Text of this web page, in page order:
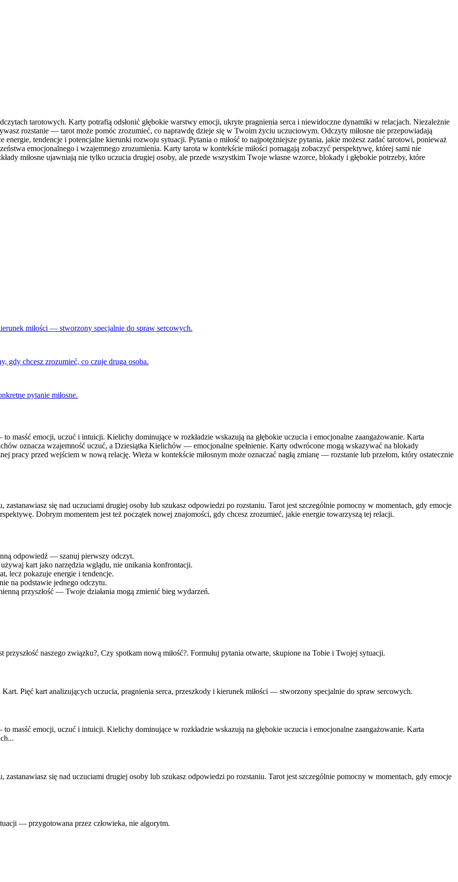
tarotowych. Karty potrafią odsłonić głębokie warstwy emocji, ukryte pragnienia serca i niewidoczne dynamiki w relacjach. Niezależnie
rozstanie — tarot może pomóc zrozumieć, co naprawdę dzieje się w Twoim życiu uczuciowym. Odczyty miłosne nie przepowiadają
energie, tendencje i potencjalne kierunki rozwoju sytuacji. Pytania o miłość to najpotężniejsze pytania, jakie możesz zadać tarotowi, ponieważ
emocjonalnego i wzajemnego zrozumienia. Karty tarota w kontekście miłości pomagają zobaczyć perspektywę, której sami nie
miłosne ujawniają nie tylko uczucia drugiej osoby, ale przede wszystkim Twoje własne wzorce, blokady i głębokie potrzeby, które
miłości — stworzony specjalnie do spraw sercowych.
gdy chcesz zrozumieć, co czuje druga osoba.
pytanie miłosne.
masść emocji, uczuć i intuicji. Kielichy dominujące w rozkładzie wskazują na głębokie uczucia i emocjonalne zaangażowanie. Karta
oznacza wzajemność uczuć, a Dziesiątka Kielichów — emocjonalne spełnienie. Karty odwrócone mogą wskazywać na blokady
pracy przed wejściem w nową relację. Wieża w kontekście miłosnym może oznaczać nagłą zmianę — rozstanie lub przełom, który ostatecznie
się nad uczuciami drugiej osoby lub szukasz odpowiedzi po rozstaniu. Tarot jest szczególnie pomocny w momentach, gdy emocje
Dobrym momentem jest też początek nowej znajomości, gdy chcesz zrozumieć, jakie energie towarzyszą tej relacji.
odpowiedź — szanuj pierwszy odczyt.
kart jako narzędzia wglądu, nie unikania konfrontacji.
lecz pokazuje energie i tendencje.
na podstawie jednego odczytu.
przyszłość — Twoje działania mogą zmienić bieg wydarzeń.
naszego związku?, Czy spotkam nową miłość?. Formułuj pytania otwarte, skupione na Tobie i Twojej sytuacji.
Pięć kart analizujących uczucia, pragnienia serca, przeszkody i kierunek miłości — stworzony specjalnie do spraw sercowych.
masść emocji, uczuć i intuicji. Kielichy dominujące w rozkładzie wskazują na głębokie uczucia i emocjonalne zaangażowanie. Karta
się nad uczuciami drugiej osoby lub szukasz odpowiedzi po rozstaniu. Tarot jest szczególnie pomocny w momentach, gdy emocje
— przygotowana przez człowieka, nie algorytm.